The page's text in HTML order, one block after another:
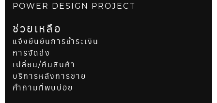
POWER DESIGN PROJECT
ช่วยเหลือ
แจ้งยืนยันการชำระเงิน
การจัดส่ง
เปลี่ยน/คืนสินค้า
บริการหลังการขาย
คำถามที่พบบ่อย